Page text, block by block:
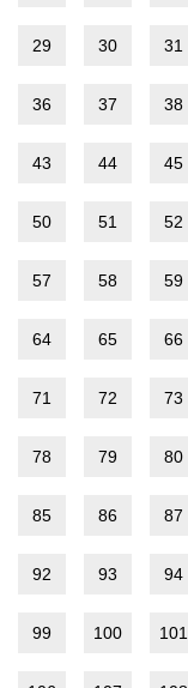
29 30 31
36 37 38
43 44 45
50 51 52
57 58 59
64 65 66
71 72 73
78 79 80
85 86 87
92 93 94
99 100 101